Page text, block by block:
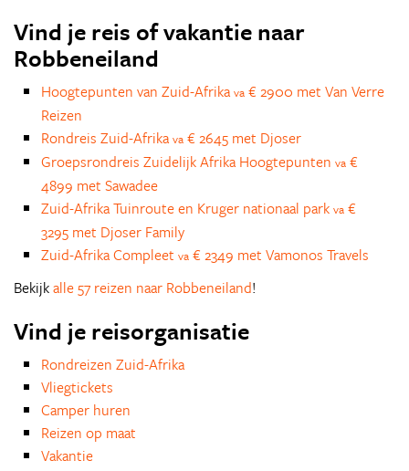
Vind je reis of vakantie naar
Robbeneiland
Hoogtepunten van Zuid-Afrika va € 2900 met Van Verre
Reizen
Rondreis Zuid-Afrika va € 2645 met Djoser
Groepsrondreis Zuidelijk Afrika Hoogtepunten va €
4899 met Sawadee
Zuid-Afrika Tuinroute en Kruger nationaal park va €
3295 met Djoser Family
Zuid-Afrika Compleet va € 2349 met Vamonos Travels
Bekijkalle 57 reizen naar Robbeneiland!
Vind je reisorganisatie
Rondreizen Zuid-Afrika
Vliegtickets
Camper huren
Reizen op maat
Vakantie